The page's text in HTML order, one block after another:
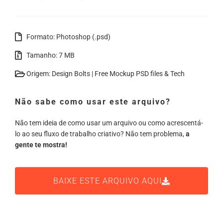
Formato: Photoshop (.psd)
Tamanho: 7 MB
Origem: Design Bolts | Free Mockup PSD files & Tech
Não sabe como usar este arquivo?
Não tem ideia de como usar um arquivo ou como acrescentá-
lo ao seu fluxo de trabalho criativo? Não tem problema, a
gente te mostra!
BAIXE ESTE ARQUIVO AQUI